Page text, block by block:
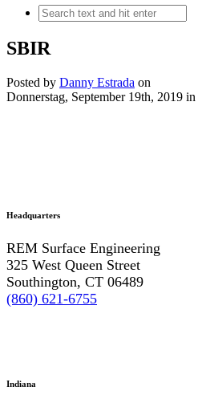
SBIR
Posted by Danny Estrada on
Donnerstag, September 19th, 2019 in
Headquarters
REM Surface Engineering
325 West Queen Street
Southington, CT 06489
(860) 621-6755
Indiana